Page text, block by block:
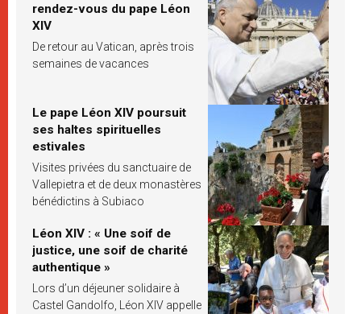
rendez-vous du pape Léon
XIV
De retour au Vatican, après trois
semaines de vacances
Le pape Léon XIV poursuit
ses haltes spirituelles
estivales
Visites privées du sanctuaire de
Vallepietra et de deux monastères
bénédictins à Subiaco
Léon XIV : « Une soif de
justice, une soif de charité
authentique »
Lors d’un déjeuner solidaire à
Castel Gandolfo, Léon XIV appelle